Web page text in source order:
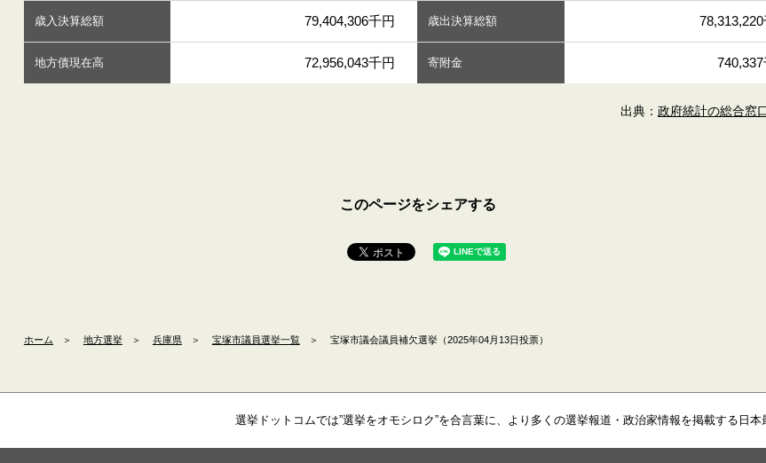
歳入決算総額 79,404,306千円 歳出決算総額
地方債現在高 72,956,043千円 寄附金
出典：政府統計の総合窓
このページをシェアする
ホーム ＞ 地方選挙 ＞ 兵庫県 ＞ 宝塚市議員選挙一覧 ＞ 宝塚市議会議員補欠選挙（2025年04月13日投票）
選挙ドットコムでは”選挙をオモシロク”を合言葉に、より多くの選挙報道・政治家情報を掲載する日